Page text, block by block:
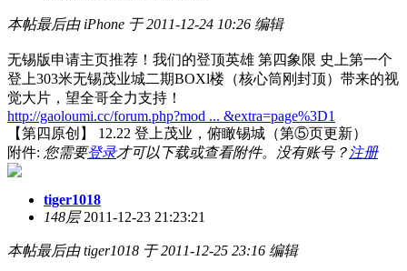
本帖最后由 iPhone 于 2011-12-24 10:26 编辑
无锡版申请主页推荐！我们的登顶英雄 第四象限 史上第一个
登上303米无锡茂业城二期BOXl楼（核心筒刚封顶）带来的视
觉大片，望全哥全力支持！
http://gaoloumi.cc/forum.php?mod ... &extra=page%3D1
【第四原创】 12.22 登上茂业，俯瞰锡城（第⑤页更新）
附件: 您需要登录才可以下载或查看附件。没有账号？注册
tiger1018
148层2011-12-23 21:23:21
本帖最后由 tiger1018 于 2011-12-25 23:16 编辑